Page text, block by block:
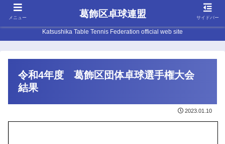
Katsushika Table Tennis Federation official web site
令和4年度 葛飾区団体卓球選手権大会
結果
2023.01.10
メニュー 葛飾区卓球連盟 サイドバー